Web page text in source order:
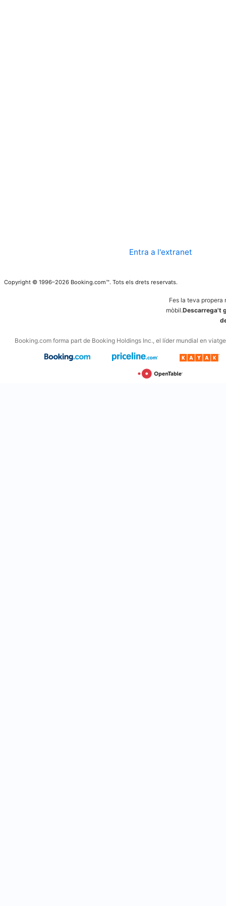
Entra a l'extranet
Copyright © 1996–2026 Booking.com™. Tots els drets reservats.
Fes la teva propera
mòbil.Descarrega't
Booking.com forma part de Booking Holdings Inc., el líder mundial en